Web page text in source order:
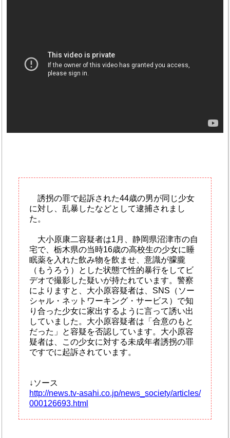
誘拐の罪で起訴された44歳の男が同じ少女
に対し、乱暴したなどとして逮捕されまし
た。
大小原康二容疑者は1月、静岡県沼津市の自
宅で、栃木県の当時16歳の高校生の少女に睡
眠薬を入れた飲み物を飲ませ、意識が朦朧
（もうろう）とした状態で性的暴行をしてビ
デオで撮影した疑いが持たれています。警察
によりますと、大小原容疑者は、SNS（ソー
シャル・ネットワーキング・サービス）で知
り合った少女に家出するように言って誘い出
していました。大小原容疑者は「合意のもと
だった」と容疑を否認しています。大小原容
疑者は、この少女に対する未成年者誘拐の罪
ですでに起訴されています。
↓ソース
http://news.tv-asahi.co.jp/news_society/articles/
000126693.html